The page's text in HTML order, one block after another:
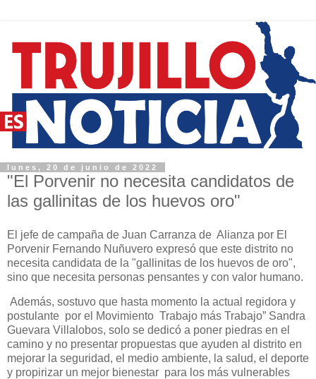
lunes, 20 de junio de 2022
"El Porvenir no necesita candidatos de
las gallinitas de los huevos oro"
El jefe de campaña de Juan Carranza de Alianza por El
Porvenir Fernando Nuñuvero expresó que este distrito no
necesita candidata de la "gallinitas de los huevos de oro",
sino que necesita personas pensantes y con valor humano.
Además, sostuvo que hasta momento la actual regidora y
postulante por el Movimiento Trabajo más Trabajo” Sandra
Guevara Villalobos, solo se dedicó a poner piedras en el
camino y no presentar propuestas que ayuden al distrito en
mejorar la seguridad, el medio ambiente, la salud, el deporte
y propirizar un mejor bienestar para los más vulnerables